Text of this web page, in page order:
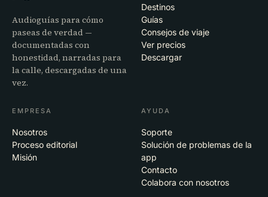
Audioguías para cómo
paseas de verdad —
documentadas con
honestidad, narradas para
la calle, descargadas de una
vez.
Destinos
Guías
Consejos de viaje
Ver precios
Descargar
EMPRESA
Nosotros
Proceso editorial
Misión
AYUDA
Soporte
Solución de problemas de la
app
Contacto
Colabora con nosotros